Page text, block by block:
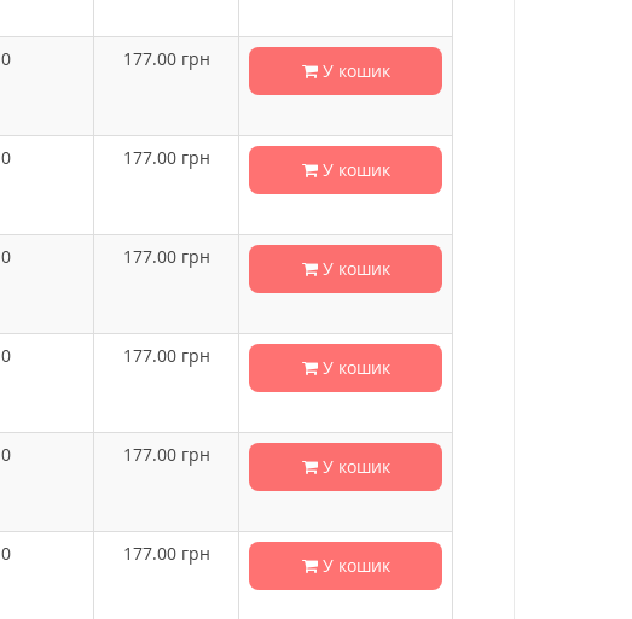
0 177.00грн
У кошик
0 177.00грн
У кошик
0 177.00грн
У кошик
0 177.00грн
У кошик
0 177.00грн
У кошик
0 177.00грн
У кошик